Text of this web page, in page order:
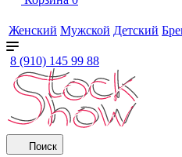
Женский Мужской Детский
8 (910) 145 99 88
Поиск